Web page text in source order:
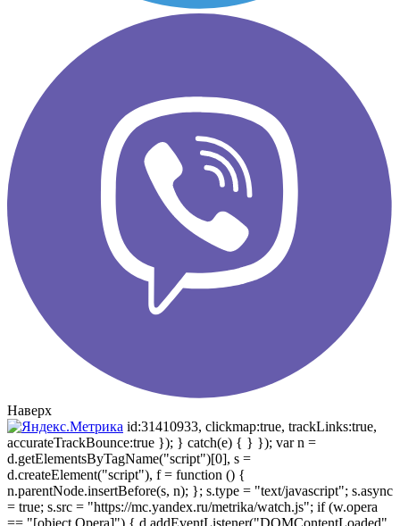
Наверх
id:31410933, clickmap:true, trackLinks:true,
accurateTrackBounce:true }); } catch(e) { } }); var n =
d.getElementsByTagName("script")[0], s =
d.createElement("script"), f = function () {
n.parentNode.insertBefore(s, n); }; s.type = "text/javascript"; s.async
= true; s.src = "https://mc.yandex.ru/metrika/watch.js"; if (w.opera
== "[object Opera]") { d.addEventListener("DOMContentLoaded",